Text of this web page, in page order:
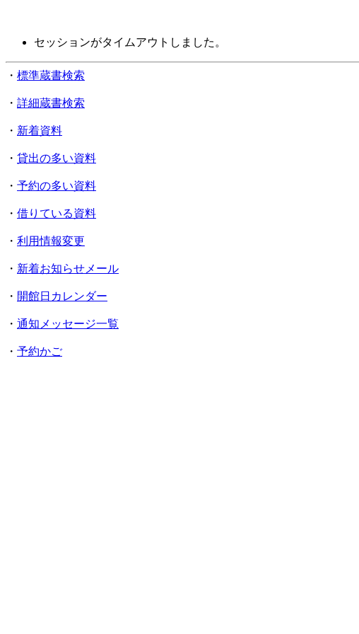
セッションがタイムアウトしました。
・ 標準蔵書検索
・ 詳細蔵書検索
・ 新着資料
・ 貸出の多い資料
・ 予約の多い資料
・ 借りている資料
・ 利用情報変更
・ 新着お知らせメール
・ 開館日カレンダー
・ 通知メッセージ一覧
・ 予約かご